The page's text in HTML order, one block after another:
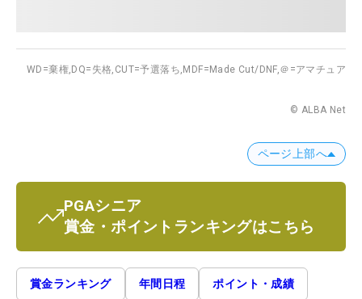
WD=棄権, DQ=失格, CUT=予選落ち, MDF=Made Cut/DNF,＠=アマチュア
© ALBA Net
ページ上部へ
PGAシニア
賞金・ポイントランキングはこちら
賞金ランキング 年間日程 ポイント・成績